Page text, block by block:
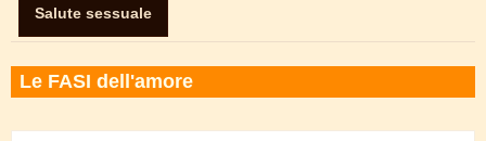
Salute sessuale
Le FASI dell'amore